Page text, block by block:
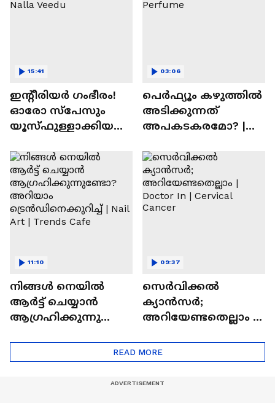
ഇന്റീരിയർ ഗംഭീരം!
ഓരോ സ്‌പേസും
യൂസ്ഫുള്ളാക്കിയ
15:41
പെർഫ്യൂം കഴുത്തിൽ
അടിക്കുന്നത്
അപകടകരമോ? |
03:06
നിങ്ങൾ നെയിൽ
ആർട്ട് ചെയ്യാൻ
ആഗ്രഹിക്കുന്നുണ്ടോ
ട്രെൻഡിനെക്കുറിച്ച് |
Nail Art | Trends Cafe
11:10
സെർവിക്കൽ
ക്യാൻസർ;
അറിയേണ്ടതെല്ലാം |
Cancer
09:37
READ MORE